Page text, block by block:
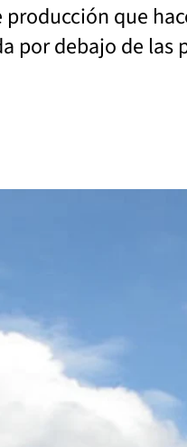
que
debajo de las